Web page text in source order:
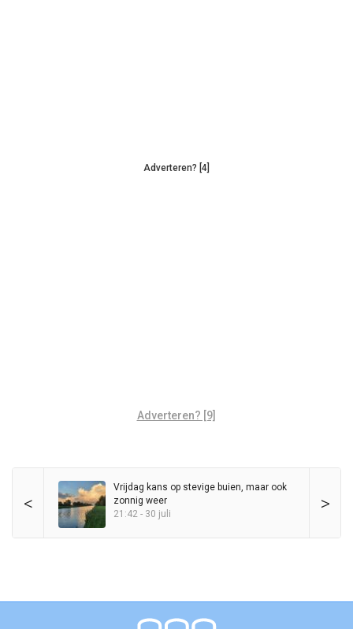
Adverteren? [4]
Adverteren? [9]
< >
Vrijdag kans op stevige buien, maar ook
zonnig weer
21:42 - 30 juli